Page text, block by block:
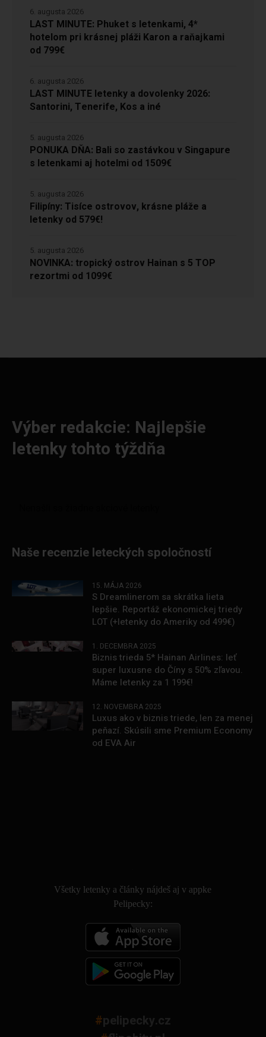
LAST MINUTE: Phuket s letenkami, 4*
hotelom pri krásnej pláži Karon a raňajkami
od 799€
6. augusta 2026
LAST MINUTE letenky a dovolenky 2026:
Santorini, Tenerife, Kos a iné
6. augusta 2026
PONUKA DŇA: Bali so zastávkou v Singapure
s letenkami aj hotelmi od 1509€
5. augusta 2026
Filipíny: Tisíce ostrovov, krásne pláže a
letenky od 579€!
5. augusta 2026
NOVINKA: tropický ostrov Hainan s 5 TOP
rezortmi od 1099€
5. augusta 2026
Výber redakcie: Najlepšie
letenky tohto týždňa
Naše recenzie leteckých spoločností
15. MÁJA 2026
S Dreamlinerom sa skrátka lieta
lepšie. Reportáž ekonomickej triedy
LOT (+letenky do Ameriky od 499€)
1. DECEMBRA 2025
Biznis trieda 5* Hainan Airlines: leť
super luxusne do Číny s 50% zľavou.
Máme letenky za 1 199€!
12. NOVEMBRA 2025
Luxus ako v biznis triede, len za menej
peňazí. Skúsili sme Premium Economy
od EVA Air
Všetky letenky a články nájdeš aj v appke
Pelipecky:
#pelipecky.cz